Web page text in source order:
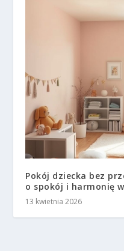
Pokój dziecka bez
o spokój i harmonię
13 kwietnia 2026